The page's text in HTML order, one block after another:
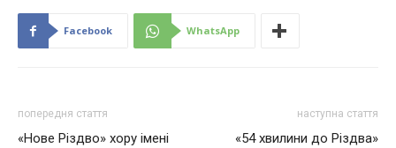
Facebook WhatsApp
попередня стаття
«Нове Різдво» хору імені
наступна стаття
«54 хвилини до Різдва»